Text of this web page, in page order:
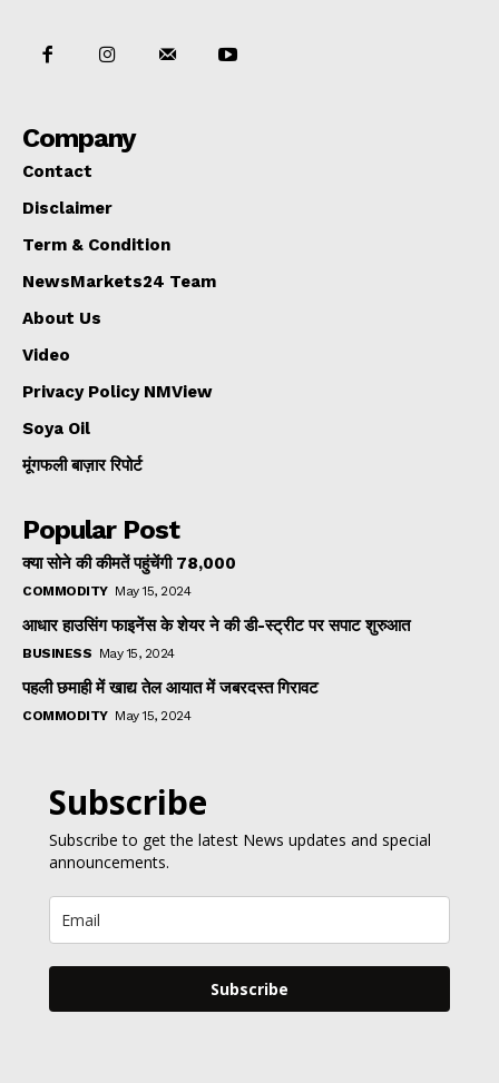
Company
Contact
Disclaimer
Term & Condition
NewsMarkets24 Team
About Us
Video
Privacy Policy NMView
Soya Oil
मूंगफली बाज़ार रिपोर्ट
Popular Post
क्या सोने की कीमतें पहुंचेंगी ₹78,000
COMMODITY May 15, 2024
आधार हाउसिंग फाइनेंस के शेयर ने की डी-स्ट्रीट पर सपाट शुरुआत
BUSINESS May 15, 2024
पहली छमाही में खाद्य तेल आयात में जबरदस्त गिरावट
COMMODITY May 15, 2024
Subscribe
Subscribe to get the latest News updates and special
announcements.
Subscribe